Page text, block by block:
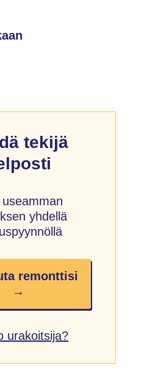
tekijä
yhdellä
remonttisi
→
urakoitsija?